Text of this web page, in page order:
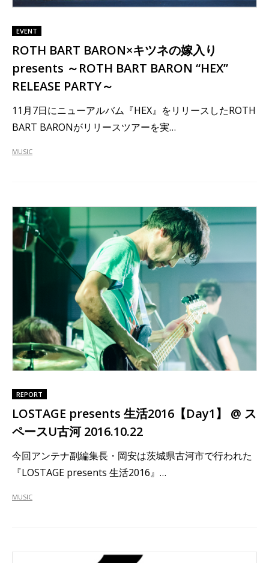
EVENT
ROTH BART BARON×キツネの嫁入り
presents ～ROTH BART BARON “HEX”
RELEASE PARTY～
11月7日にニューアルバム『HEX』をリリースしたROTH
BART BARONがリリースツアーを実…
MUSIC
REPORT
LOSTAGE presents 生活2016【Day1】 @ ス
ペースU古河 2016.10.22
今回アンテナ副編集長・岡安は茨城県古河市で行われた
『LOSTAGE presents 生活2016』…
MUSIC